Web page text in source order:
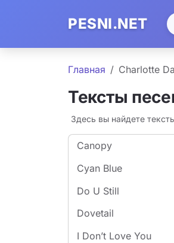
PESNI.NET
Главная Charlotte
Тексты
Здесь вы найдете
Canopy
Cyan Blue
Do U Still
Dovetail
I Don’t Love You